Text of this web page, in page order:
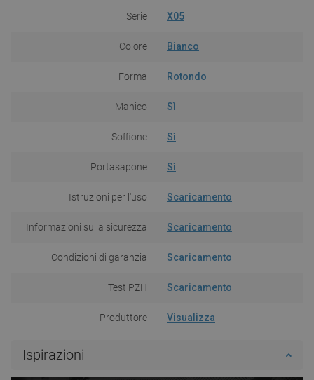
Serie X05
Colore Bianco
Forma Rotondo
Manico Sì
Soffione Sì
Portasapone Sì
Istruzioni per l'uso Scaricamento
Informazioni sulla sicurezza Scaricamento
Condizioni di garanzia Scaricamento
Test PZH Scaricamento
Produttore Visualizza
Ispirazioni